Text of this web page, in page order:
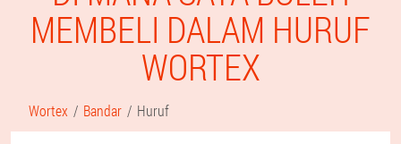
MEMBELI DALAM HURUF
WORTEX
Wortex Bandar Huruf